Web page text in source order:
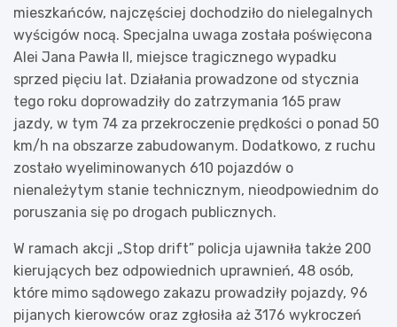
mieszkańców, najczęściej dochodziło do nielegalnych
wyścigów nocą. Specjalna uwaga została poświęcona
Alei Jana Pawła II, miejsce tragicznego wypadku
sprzed pięciu lat. Działania prowadzone od stycznia
tego roku doprowadziły do zatrzymania 165 praw
jazdy, w tym 74 za przekroczenie prędkości o ponad 50
km/h na obszarze zabudowanym. Dodatkowo, z ruchu
zostało wyeliminowanych 610 pojazdów o
nienależytym stanie technicznym, nieodpowiednim do
poruszania się po drogach publicznych.
W ramach akcji „Stop drift” policja ujawniła także 200
kierujących bez odpowiednich uprawnień, 48 osób,
które mimo sądowego zakazu prowadziły pojazdy, 96
pijanych kierowców oraz zgłosiła aż 3176 wykroczeń